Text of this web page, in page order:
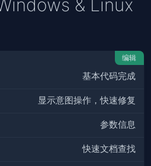
& Linux
编辑
基本代码完成
显示意图操作，快速修复
参数信息
快速文档查找